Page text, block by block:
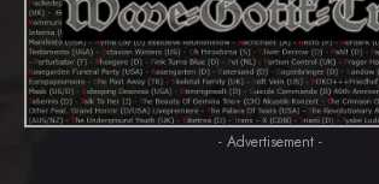
- Advertisement -